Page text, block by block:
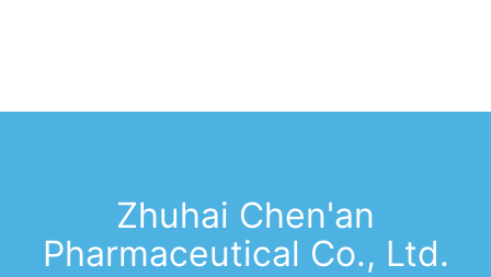
Zhuhai Chen'an
Pharmaceutical Co., Ltd.